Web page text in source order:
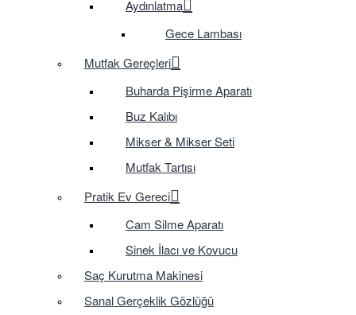
Aydınlatma
Gece Lambası
Mutfak Gereçleri
Buharda Pişirme Aparatı
Buz Kalıbı
Mikser & Mikser Seti
Mutfak Tartısı
Pratik Ev Gereci
Cam Silme Aparatı
Sinek İlacı ve Kovucu
Saç Kurutma Makinesi
Sanal Gerçeklik Gözlüğü